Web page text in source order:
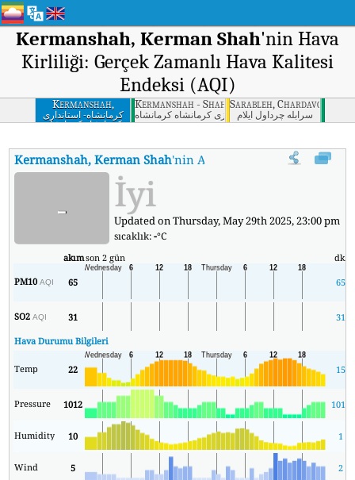
Kermanshah, Kerman Shah'nin Hava
Kirliliği: Gerçek Zamanlı Hava Kalitesi
Endeksi (AQI)
Kermanshah,
Kerman Shah
کرمانشاه- استانداری
کرمانشاه كرمانشاه
Kermanshah - Shahrdari Markazi,
کرمانشاه - شهرداری مرکزی کرمانشاه كرمانشاه
Sarableh, Chardavol, Ilam
سرابله چرداول ایلام
Kermanshah, Kerman Shah'nin AQI'si Kermanshah, Kerman
- İyi
Updated on Thursday, May 29th 2025, 23:00 pm
sıcaklık:-°C
akımson 2 gün dk.
PM10AQI 65 65
SO2AQI 31
31
Hava Durumu Bilgileri
Temp 22 15
Pressure 1012 1010
Humidity 10 1
Wind 5 2